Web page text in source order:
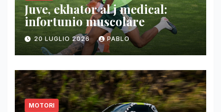
Juve, ekhator al j medical:
infortunio muscolare
20 LUGLIO 2026 PABLO
MOTORI